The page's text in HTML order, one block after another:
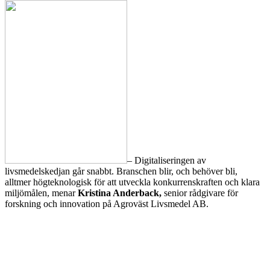
– Digitaliseringen av
livsmedelskedjan går snabbt. Branschen blir, och behöver bli,
alltmer högteknologisk för att utveckla konkurrenskraften och klara
miljömålen, menarKristina Anderback, senior rådgivare för
forskning och innovation på Agroväst Livsmedel AB.